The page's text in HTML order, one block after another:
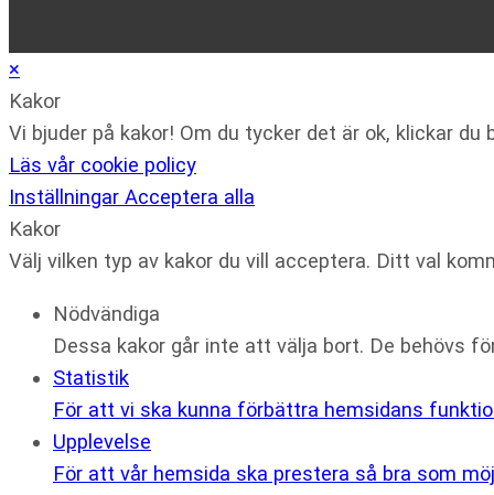
×
Kakor
Vi bjuder på kakor! Om du tycker det är ok, klickar
Läs vår cookie policy
Inställningar Acceptera alla
Kakor
Välj vilken typ av kakor du vill acceptera. Ditt val
Nödvändiga
Dessa kakor går inte att välja bort. De behövs
Statistik
För att vi ska kunna förbättra hemsidans
Upplevelse
För att vår hemsida ska prestera så bra som